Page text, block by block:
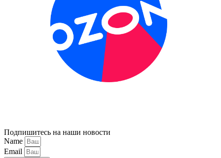
Подпишитесь на наши новости
Name
Email